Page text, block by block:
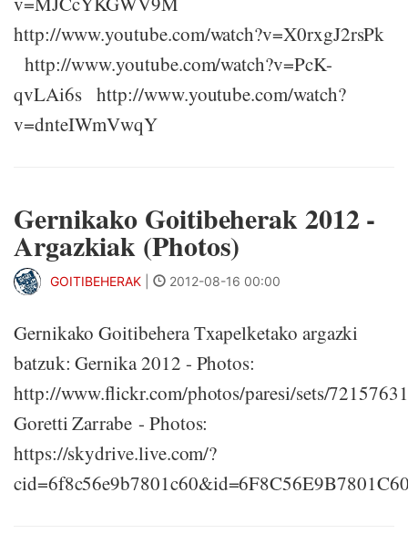
http://www.youtube.com/watch?v=X0rxgJ2rsPk
http://www.youtube.com/watch?v=PcK-
qvLAi6s http://www.youtube.com/watch?
v=dnteIWmVwqY
Gernikako Goitibeherak 2012 -
Argazkiak (Photos)
GOITIBEHERAK 2012-08-16 00:00
Gernikako Goitibehera Txapelketako argazki
batzuk: Gernika 2012 - Photos:
http://www.flickr.com/photos/paresi/sets/
Goretti Zarrabe - Photos:
https://skydrive.live.com/?